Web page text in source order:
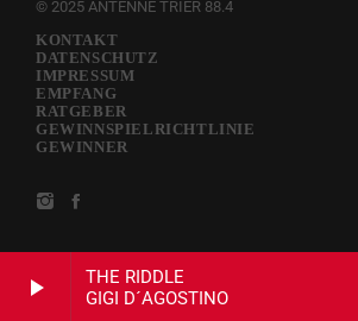
play_arrow
THE RIDDLE
GIGI D´AGOSTINO
© 2025 ANTENNE TRIER 88.4
KONTAKT
DATENSCHUTZ
IMPRESSUM
EMPFANG
RATGEBER
GEWINNSPIELRICHTLINIE
GEWINNER